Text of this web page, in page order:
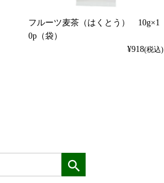
フルーツ麦茶（はくとう） 10g×1
0p（袋）
¥918(税込)